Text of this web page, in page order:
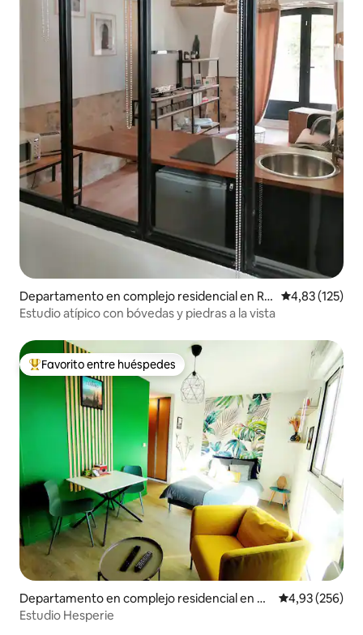
Departamento en complejo residencial en Ro
magnat
Calificación
4,83 (125)
Estudio atípico con bóvedas y piedras a la vista
Favorito entre los huéspedes más destacados
Favorito entre huéspedes
Departamento en complejo residencial en C
hamalières
Calificación
4,93 (256)
Estudio Hesperie